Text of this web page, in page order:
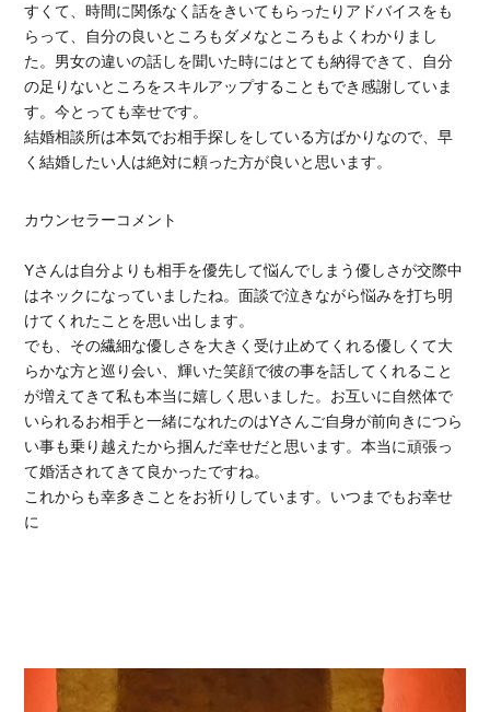
すくて、時間に関係なく話をきいてもらったりアドバイスをも
らって、自分の良いところもダメなところもよくわかりまし
た。男女の違いの話しを聞いた時にはとても納得できて、自分
の足りないところをスキルアップすることもでき感謝していま
す。今とっても幸せです。
結婚相談所は本気でお相手探しをしている方ばかりなので、早
く結婚したい人は絶対に頼った方が良いと思います。
カウンセラーコメント
Yさんは自分よりも相手を優先して悩んでしまう優しさが交際中
はネックになっていましたね。面談で泣きながら悩みを打ち明
けてくれたことを思い出します。
でも、その繊細な優しさを大きく受け止めてくれる優しくて大
らかな方と巡り会い、輝いた笑顔で彼の事を話してくれること
が増えてきて私も本当に嬉しく思いました。お互いに自然体で
いられるお相手と一緒になれたのはYさんご自身が前向きにつら
い事も乗り越えたから掴んだ幸せだと思います。本当に頑張っ
て婚活されてきて良かったですね。
これからも幸多きことをお祈りしています。いつまでもお幸せ
に